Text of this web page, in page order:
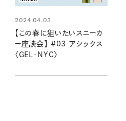
2024.04.03
【この春に狙いたいスニーカ
ー座談会】 ＃03 アシックス
〈GEL-NYC〉